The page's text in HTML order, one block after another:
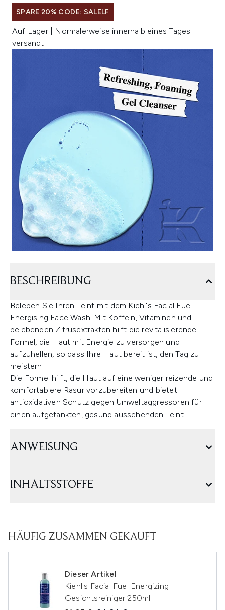
SPARE 20% CODE: SALELF
Auf Lager | Normalerweise innerhalb eines Tages
versandt
BESCHREIBUNG
Beleben Sie Ihren Teint mit dem Kiehl's Facial Fuel
Energising Face Wash. Mit Koffein, Vitaminen und
belebenden Zitrusextrakten hilft die revitalisierende
Formel, die Haut mit Energie zu versorgen und
aufzuhellen, so dass Ihre Haut bereit ist, den Tag zu
meistern.
Die Formel hilft, die Haut auf eine weniger reizende und
komfortablere Rasur vorzubereiten und bietet
antioxidativen Schutz gegen Umweltaggressoren für
einen aufgetankten, gesund aussehenden Teint.
ANWEISUNG
INHALTSSTOFFE
HÄUFIG ZUSAMMEN GEKAUFT
Dieser Artikel
Kiehl's Facial Fuel Energizing
Gesichtsreiniger 250ml